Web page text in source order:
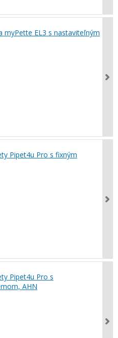
myPette EL3 s nastaviteľným
Pipet4u Pro s fixným
Pipet4u Pro s
AHN